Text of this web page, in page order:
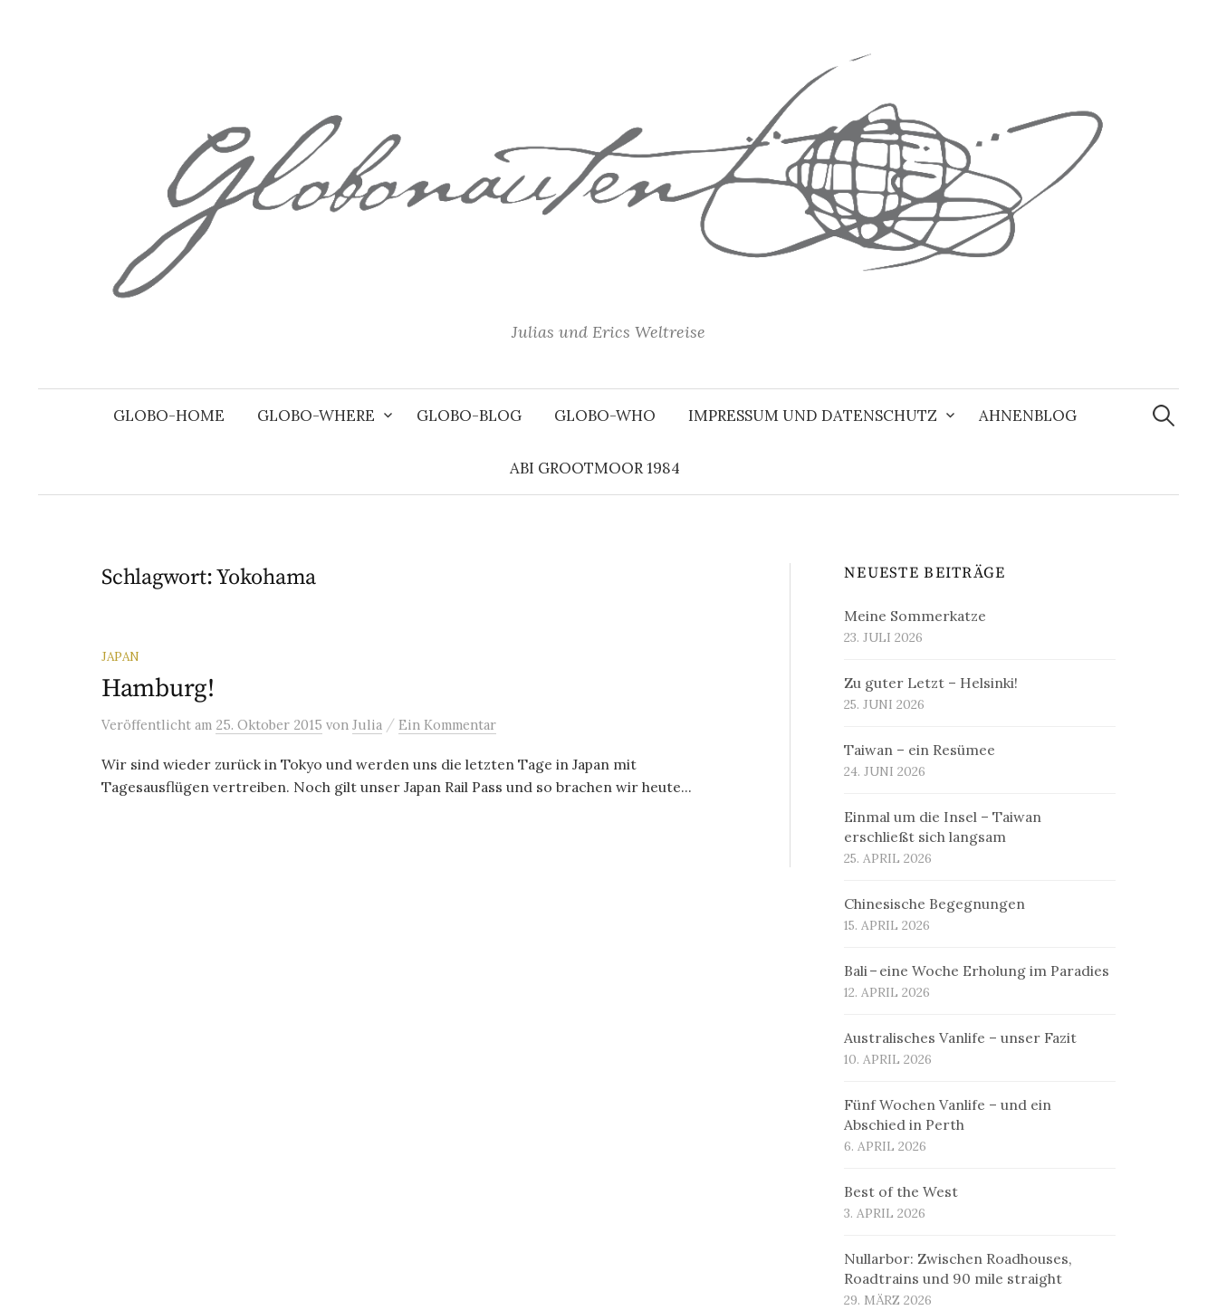
Julias und Erics Weltreise
GLOBO-HOME GLOBO-WHERE GLOBO-BLOG GLOBO-WHO IMPRESSUM UND DATENSCHUTZ AHNENBLOG
ABI GROOTMOOR 1984
Suchen
nach:
Schlagwort:Yokohama
JAPAN
Hamburg!
Veröffentlicht am 25. Oktober 2015 von Julia / Ein Kommentar
Wir sind wieder zurück in Tokyo und werden uns die letzten Tage in Japan mit
Tagesausflügen vertreiben. Noch gilt unser Japan Rail Pass und so brachen wir heute...
NEUESTE BEITRÄGE
Meine Sommerkatze
23. JULI 2026
Zu guter Letzt – Helsinki!
25. JUNI 2026
Taiwan – ein Resümee
24. JUNI 2026
Einmal um die Insel – Taiwan
erschließt sich langsam
25. APRIL 2026
Chinesische Begegnungen
15. APRIL 2026
Bali – eine Woche Erholung im Paradies
12. APRIL 2026
Australisches Vanlife – unser Fazit
10. APRIL 2026
Fünf Wochen Vanlife – und ein
Abschied in Perth
6. APRIL 2026
Best of the West
3. APRIL 2026
Nullarbor: Zwischen Roadhouses,
Roadtrains und 90 mile straight
29. MÄRZ 2026